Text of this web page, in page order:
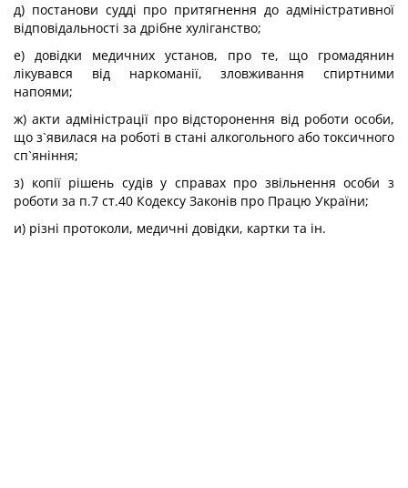
д) постанови судді про притягнення до адміністративної
відповідальності за дрібне хуліганство;
е) довідки медичних установ, про те, що громадянин
лікувався від наркоманії, зловживання спиртними
напоями;
ж) акти адміністрації про відсторонення від роботи особи,
що з`явилася на роботі в стані алкогольного або токсичного
сп`яніння;
з) копії рішень судів у справах про звільнення особи з
роботи за п.7 ст.40 Кодексу Законів про Працю України;
и) різні протоколи, медичні довідки, картки та ін.